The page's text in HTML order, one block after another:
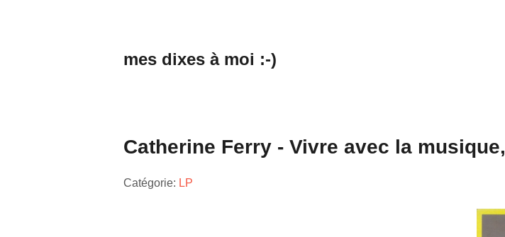
mes dixes à moi :-)
Catherine Ferry - Vivre avec la musique,
Catégorie: LP